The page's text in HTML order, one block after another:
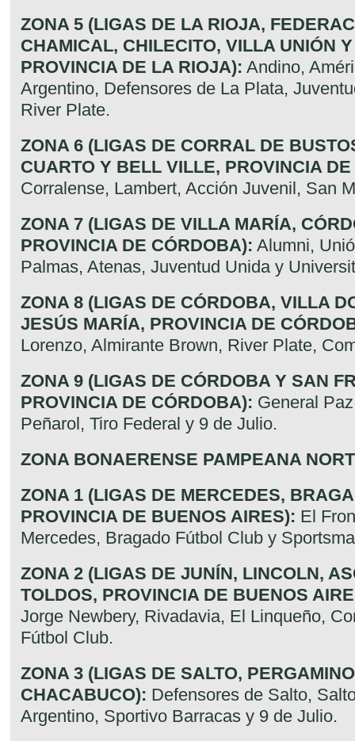
ZONA 5 (LIGAS DE LA RIOJA,
CHAMICAL, CHILECITO, VILLA UNIÓN
PROVINCIA DE LA RIOJA): Andino,
Argentino, Defensores de La Plata,
River Plate.
ZONA 6 (LIGAS DE CORRAL DE
CUARTO Y BELL VILLE, PROVINCIA
Corralense, Lambert, Acción Juvenil, San
ZONA 7 (LIGAS DE VILLA MARÍA,
PROVINCIA DE CÓRDOBA): Alumni,
Palmas, Atenas, Juventud Unida y
ZONA 8 (LIGAS DE CÓRDOBA, VILLA
JESÚS MARÍA, PROVINCIA DE
Lorenzo, Almirante Brown, River Plate,
ZONA 9 (LIGAS DE CÓRDOBA Y SAN
PROVINCIA DE CÓRDOBA): General
Peñarol, Tiro Federal y 9 de Julio.
ZONA BONAERENSE PAMPEANA
ZONA 1 (LIGAS DE MERCEDES,
PROVINCIA DE BUENOS AIRES): El
Mercedes, Bragado Fútbol Club y
ZONA 2 (LIGAS DE JUNÍN, LINCOLN,
TOLDOS, PROVINCIA DE BUENOS
Jorge Newbery, Rivadavia, El Linqueño,
Fútbol Club.
ZONA 3 (LIGAS DE SALTO,
CHACABUCO): Defensores de Salto,
Argentino, Sportivo Barracas y 9 de Julio.